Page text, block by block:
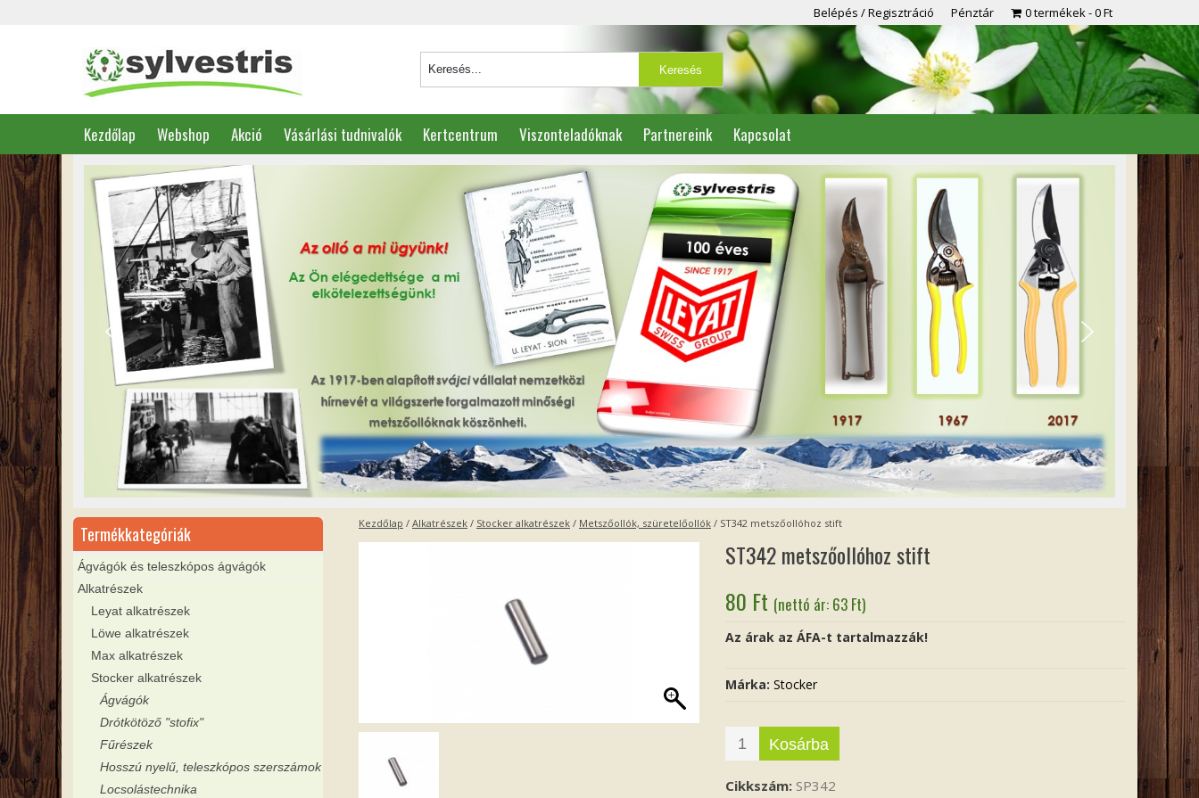
Belépés / Regisztráció Pénztár 0 termékek 0 Ft
Kezdőlap Webshop Akció Vásárlási tudnivalók Kertcentrum Viszonteladóknak Partnereink Kapcsolat
Kezdőlap / Alkatrészek / Stocker alkatrészek / Metszőollók, szüretelőollók / ST342 metszőollóhoz stift
ST342 metszőollóhoz stift
80 Ft (nettó ár: 63 Ft)
Az árak az ÁFA-t tartalmazzák!
Márka: Stocker
Kosárba
Cikkszám: SP342
Termékkategóriák
Ágvágók és teleszkópos ágvágók
Alkatrészek
Leyat alkatrészek
Löwe alkatrészek
Max alkatrészek
Stocker alkatrészek
Ágvágók
Drótkötöző "stofix"
Fűrészek
Hosszú nyelű, teleszkópos szerszámok
Locsolástechnika